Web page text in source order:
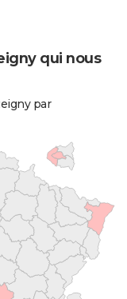
qui nous
par